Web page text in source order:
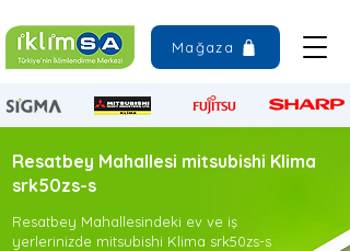
Mağaza
Resatbey Mahallesi mitsubishi Klima
srk50zs-s
Resatbey Mahallesindeki ev ve iş
yerlerinizde mitsubishi Klima srk50zs-s